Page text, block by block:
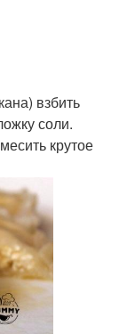
взбить
соли.
крутое